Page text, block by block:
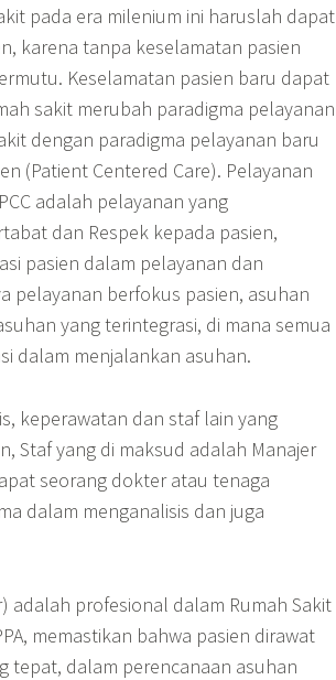
pada era milenium ini haruslah dapat
karena tanpa keselamatan pasien
Keselamatan pasien baru dapat
sakit merubah paradigma pelayanan
dengan paradigma pelayanan baru
(Patient Centered Care). Pelayanan
adalah pelayanan yang
dan Respek kepada pasien,
pasien dalam pelayanan dan
pelayanan berfokus pasien, asuhan
yang terintegrasi, di mana semua
dalam menjalankan asuhan.
keperawatan dan staf lain yang
Staf yang di maksud adalah Manajer
seorang dokter atau tenaga
dalam menganalisis dan juga
adalah profesional dalam Rumah Sakit
memastikan bahwa pasien dirawat
tepat, dalam perencanaan asuhan